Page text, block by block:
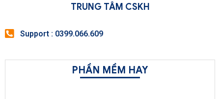
TRUNG TÂM CSKH
Support : 0399.066.609
PHẦN MỀM HAY